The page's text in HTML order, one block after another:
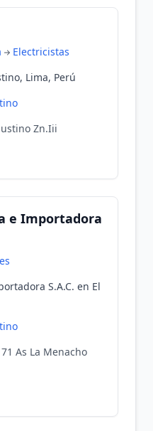
Electricistas
Lima, Perú
Zn.Iii
e Importadora
S.A.C. en El
As La Menacho